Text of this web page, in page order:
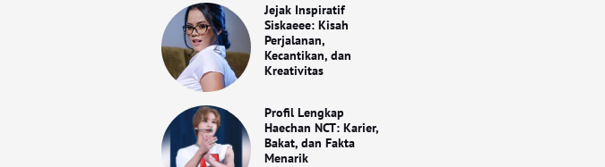
Jejak Inspiratif
Siskaeee: Kisah
Perjalanan,
Kecantikan, dan
Kreativitas
Profil Lengkap
Haechan NCT: Karier,
Bakat, dan Fakta
Menarik